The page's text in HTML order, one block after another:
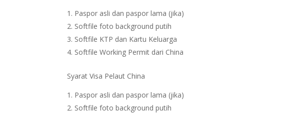
Paspor asli dan paspor lama (jika)
Softfile foto background putih
Softfile KTP dan Kartu Keluarga
Softfile Working Permit dari China
Syarat Visa Pelaut China
Paspor asli dan paspor lama (jika)
Softfile foto background putih